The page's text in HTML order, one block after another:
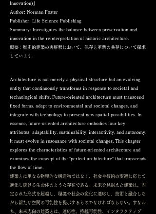
Innovation)』
Author: Norman Foster
Publisher: Life Science Publishing
Summary: Investigates the balance between preservation and
innovation in the reinterpretation of historic architecture.
概要：歴史的建築の再解釈において、保存と革新の共存について探求
しています。
Architecture is not merely a physical structure but an evolving
entity that continuously transforms in response to societal and
technological shifts. Future-oriented architecture must transcend
fixed forms, adapt to environmental and societal changes, and
integrate with technology to present new spatial possibilities. In
essence, future-oriented architecture embodies four key
attributes: adaptability, sustainability, interactivity, and autonomy.
It must evolve in resonance with societal changes. This chapter
explores the characteristics of future-oriented architecture and
examines the concept of the "perfect architecture" that transcends
the flow of time.
建築とは単なる物理的な構造物ではなく、社会や技術の変遷に応じて
進化し続ける生命体のような存在である。未来を見据えた建築は、固
定された形式を超越し、環境や社会の変化に適応し、技術と融合しな
がら新たな空間の可能性を提示するものでなければならない。すなわ
ち、未来志向の建築とは、適応性、持続可能性、インタラクティブ